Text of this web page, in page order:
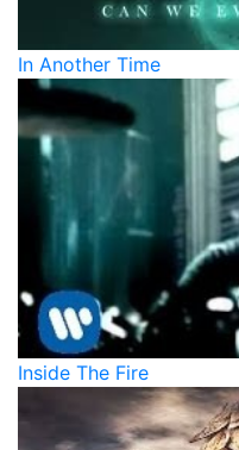
In Another Time
Inside The Fire